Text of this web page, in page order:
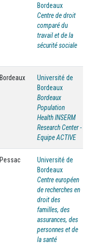
Bordeaux
Centre de droit
comparé du
travail et de la
sécurité sociale
Bordeaux
Université de
Bordeaux
Bordeaux
Population
Health INSERM
Research Center -
Equipe ACTIVE
Pessac
Université de
Bordeaux
Centre européen
de recherches en
droit des
familles, des
assurances, des
personnes et de
la santé